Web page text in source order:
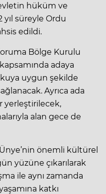
hüküm ve
yıl süreyle Ordu
edildi.
Bölge Kurulu
adaya
uygun şekilde
Ayrıca ada
yerleştirilecek,
alan gece de
önemli kültürel
yüzüne çıkarılarak
ile aynı zamanda
katkı